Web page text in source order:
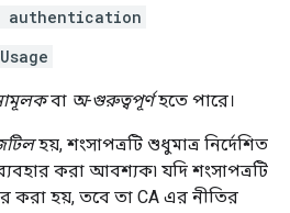
authentication
বা অ-গুরুত্বপূর্ণহতে পারে।
হয়, শংসাপত্রটি শুধুমাত্র নির্দেশিত
ব্যবহার করা আবশ্যক৷ যদি শংসাপত্রটি
করা হয়, তবে তা CA এর নীতির